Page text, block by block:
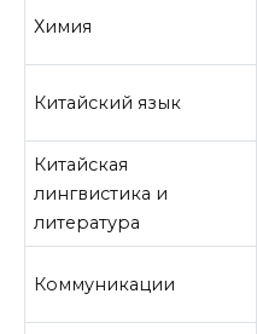
Химия
Китайский язык
Китайская
лингвистика и
литература
Коммуникации